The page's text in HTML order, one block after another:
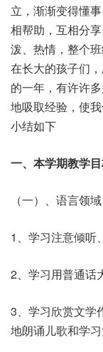
立，渐渐变得懂
相帮助，互相分
泼、热情，整个
在长大的孩子们
的一年，有许许
地吸取经验，使
小结如下
一、本学期教学
（一）、语言领域
1、学习注意倾听
2、学习用普通话
3、学习欣赏文学
地朗诵儿歌和学习